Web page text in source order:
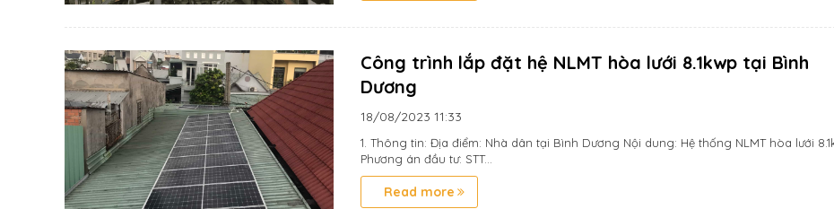
Công trình lắp đặt hệ NLMT hòa lưới 8.1kwp tại Bình
Dương
18/08/2023 11:33
1. Thông tin: Địa điểm: Nhà dân tại Bình Dương Nội dung: Hệ thống NLMT hòa lưới
Phương án đầu tư: STT...
Read more